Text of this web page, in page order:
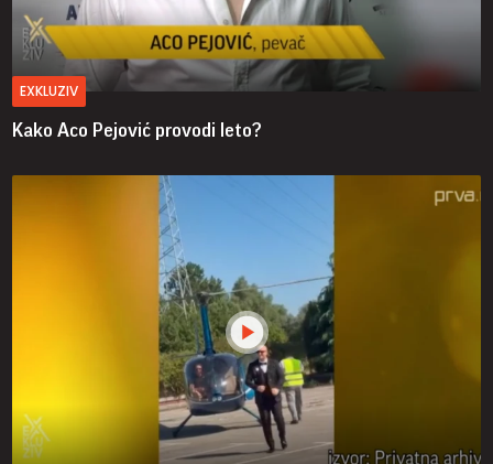
EXKLUZIV
Kako Aco Pejović provodi leto?